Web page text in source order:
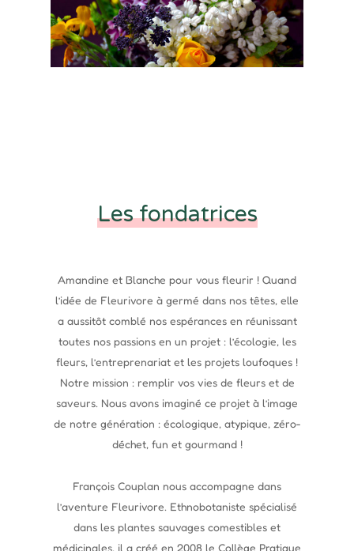
Les fondatrices
Amandine et Blanche pour vous fleurir ! Quand
l’idée de Fleurivore à germé dans nos têtes, elle
a aussitôt comblé nos espérances en réunissant
toutes nos passions en un projet : l’écologie, les
fleurs, l’entreprenariat et les projets loufoques !
Notre mission : remplir vos vies de fleurs et de
saveurs. Nous avons imaginé ce projet à l’image
de notre génération : écologique, atypique, zéro-
déchet, fun et gourmand !
François Couplan nous accompagne dans
l’aventure Fleurivore. Ethnobotaniste spécialisé
dans les plantes sauvages comestibles et
médicinales, il a créé en 2008 le Collège Pratique